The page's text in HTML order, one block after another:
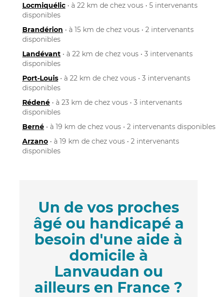
Locmiquélic • à 22 km de chez vous • 5 intervenants
disponibles
Brandérion • à 15 km de chez vous • 2 intervenants
disponibles
Landévant • à 22 km de chez vous • 3 intervenants
disponibles
Port-Louis • à 22 km de chez vous • 3 intervenants
disponibles
Rédené • à 23 km de chez vous • 3 intervenants
disponibles
Berné • à 19 km de chez vous • 2 intervenants disponibles
Arzano • à 19 km de chez vous • 2 intervenants
disponibles
Un de vos proches
âgé ou handicapé a
besoin d'une aide à
domicile à
Lanvaudan ou
ailleurs en France ?